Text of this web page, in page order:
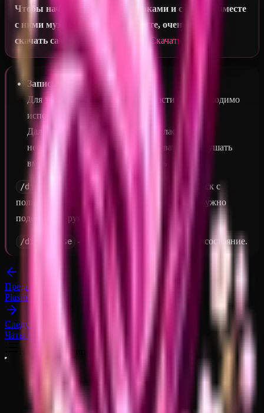
Чтобы начать общаться с игроками и слушать вместе
с ними музыку на нашем проекте, очень важно
скачать сам мод Fabric-версии.
Скачать
Запись музыки
Для записи вашей музыки на пластинку необходимо
использовать команду:
Дальше, записанную музыку на пластинке,
необходимо запихнуть в проигрыватель и слушать
вместе со всеми или люто денсить
/disc burn ссылка название
– Создайте диск с
пользовательским аудио по URL-адресу. Вам нужно
подержать в руке музыкальный диск.
/disc erase – Очистить диск в нормальное состояние.
Предыдущая
PlasmoVoice
Следующая
Чаты Сервера
На этой странице